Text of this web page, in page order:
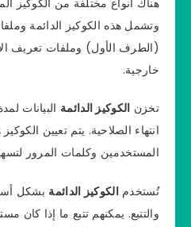
وتشمل هذه الكوكيز الدائمة
(الطرف الأول) وملفات تعريف
خارجية.
تخزن الكوكيز الدائمة البيانات
انتهاء الصلاحية. يتم تعيين
المستخدمين وكلمات المرور
تُستخدمالكوكيز الدائمة بشكل
والتتبع. يمكنهم تتبع ما إذا كان